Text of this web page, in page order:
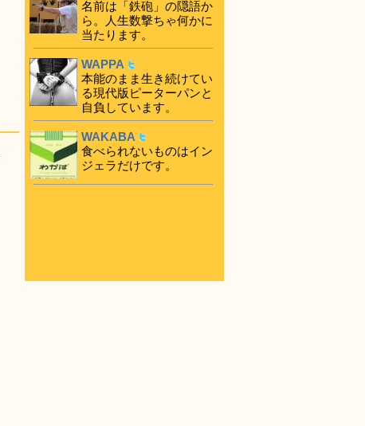
名前は「鉄砲」の隠語か
ら。人生数撃ちゃ何かに
当たります。
WAPPA
本能のまま生き続けてい
る現代版ピーターパンと
自負しています。
WAKABA
食べられないものはイン
ジェラだけです。